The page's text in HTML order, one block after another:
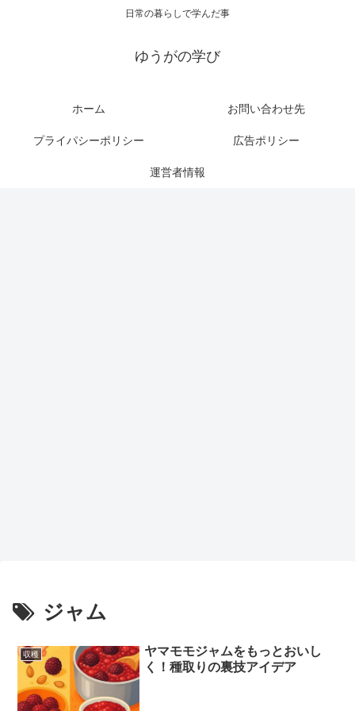
日常の暮らしで学んだ事
ゆうがの学び
ホーム お問い合わせ先
プライパシーポリシー 広告ポリシー
運営者情報
ジャム
収穫
ヤマモモジャムをもっとおいし
く！種取りの裏技アイデア